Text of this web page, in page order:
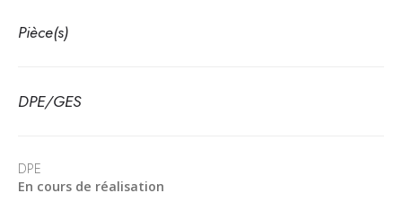
Pièce(s)
DPE/GES
DPE
En cours de réalisation